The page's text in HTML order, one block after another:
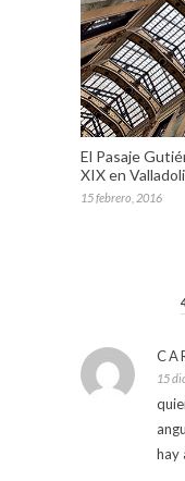
El Pasaje
XIX en
15 febrero, 2016
15
hay